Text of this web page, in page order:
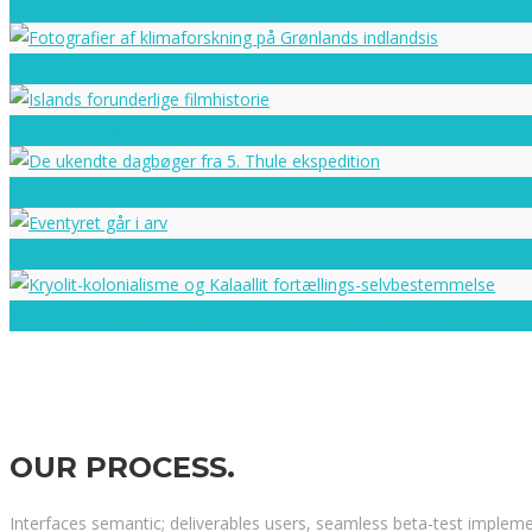
OUR PROCESS.
Interfaces semantic; deliverables users, seamless beta-test